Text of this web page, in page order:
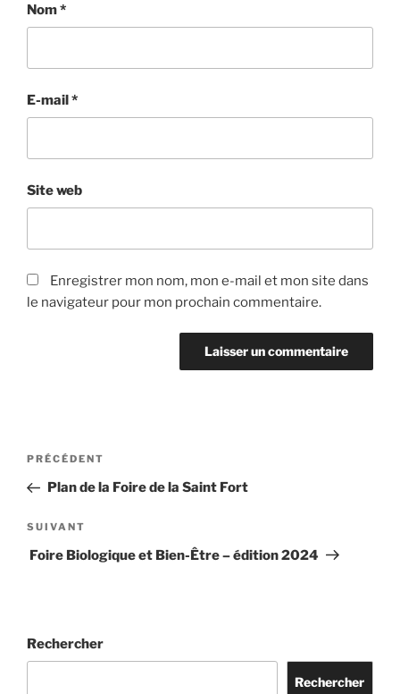
Nom*
E-mail*
Site web
Enregistrer mon nom, mon e-mail et mon site dans
le navigateur pour mon prochain commentaire.
Navigation
l’article
Article
précédent
PRÉCÉDENT
Plan de la Foire de la Saint Fort
Article
suivant
SUIVANT
Foire Biologique et Bien-Être – édition 2024
Rechercher
Rechercher